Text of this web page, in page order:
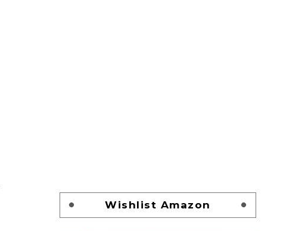
Wishlist Amazon